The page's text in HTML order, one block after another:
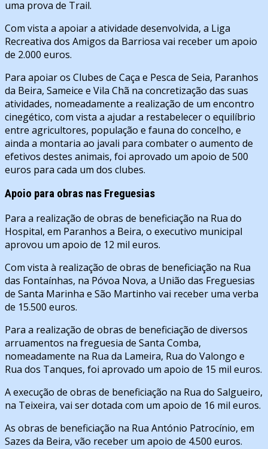
uma prova de Trail.
Com vista a apoiar a atividade desenvolvida, a Liga
Recreativa dos Amigos da Barriosa vai receber um apoio
de 2.000 euros.
Para apoiar os Clubes de Caça e Pesca de Seia, Paranhos
da Beira, Sameice e Vila Chã na concretização das suas
atividades, nomeadamente a realização de um encontro
cinegético, com vista a ajudar a restabelecer o equilíbrio
entre agricultores, população e fauna do concelho, e
ainda a montaria ao javali para combater o aumento de
efetivos destes animais, foi aprovado um apoio de 500
euros para cada um dos clubes.
Apoio para obras nas Freguesias
Para a realização de obras de beneficiação na Rua do
Hospital, em Paranhos a Beira, o executivo municipal
aprovou um apoio de 12 mil euros.
Com vista à realização de obras de beneficiação na Rua
das Fontaínhas, na Póvoa Nova, a União das Freguesias
de Santa Marinha e São Martinho vai receber uma verba
de 15.500 euros.
Para a realização de obras de beneficiação de diversos
arruamentos na freguesia de Santa Comba,
nomeadamente na Rua da Lameira, Rua do Valongo e
Rua dos Tanques, foi aprovado um apoio de 15 mil euros.
A execução de obras de beneficiação na Rua do Salgueiro,
na Teixeira, vai ser dotada com um apoio de 16 mil euros.
As obras de beneficiação na Rua António Patrocínio, em
Sazes da Beira, vão receber um apoio de 4.500 euros.